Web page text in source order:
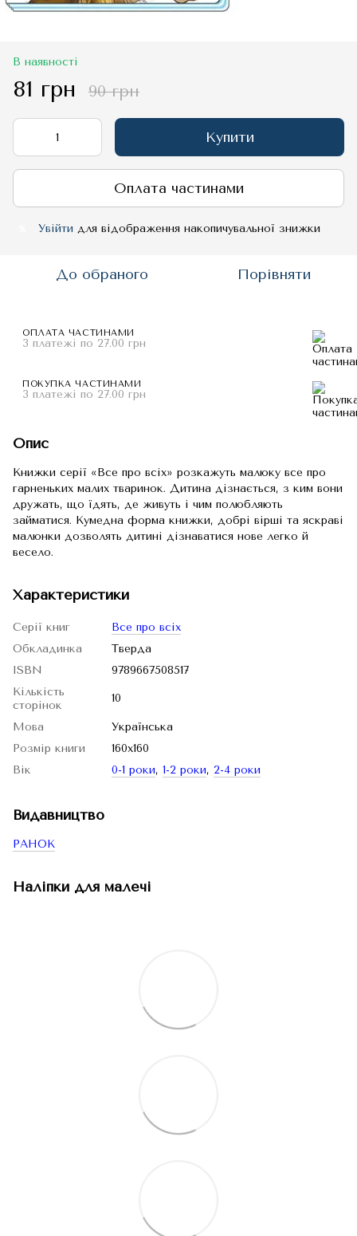
В наявності
81 грн 90 грн
Купити
Оплата частинами
Увійти для відображення накопичувальної знижки
До обраного Порівняти
ОПЛАТА ЧАСТИНАМИ
3 платежі по 27.00 грн
ПОКУПКА ЧАСТИНАМИ
3 платежі по 27.00 грн
Опис
Книжки серії «Все про всіх» розкажуть малюку все про
гарненьких малих тваринок. Дитина дізнається, з ким вони
дружать, що їдять, де живуть і чим полюбляють
займатися. Кумедна форма книжки, добрі вірші та яскраві
малюнки дозволять дитині дізнаватися нове легко й
весело.
Характеристики
Серії книг
Все про всіх
Обкладинка
Тверда
ISBN
9789667508517
Кількість
сторінок
10
Мова
Українська
Розмір книги
160х160
Вік
0-1 роки, 1-2 роки, 2-4 роки
Видавництво
РАНОК
Наліпки для малечі